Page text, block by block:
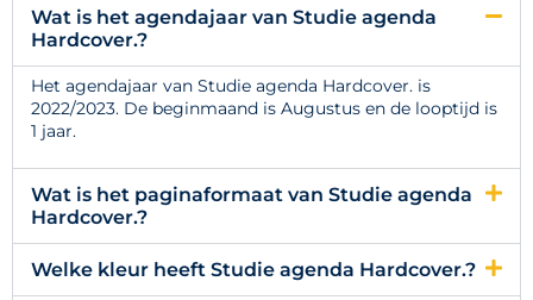
Wat is het agendajaar van Studie agenda
Hardcover.?
Het agendajaar van Studie agenda Hardcover. is
2022/2023. De beginmaand is Augustus en de looptijd is
1 jaar.
Wat is het paginaformaat van Studie agenda
Hardcover.?
Welke kleur heeft Studie agenda Hardcover.?